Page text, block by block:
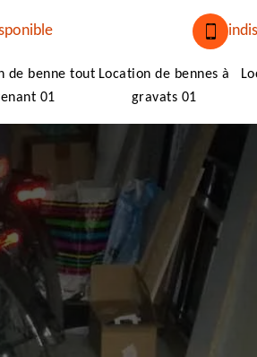
de benne tout
01
Location de bennes à
gravats 01